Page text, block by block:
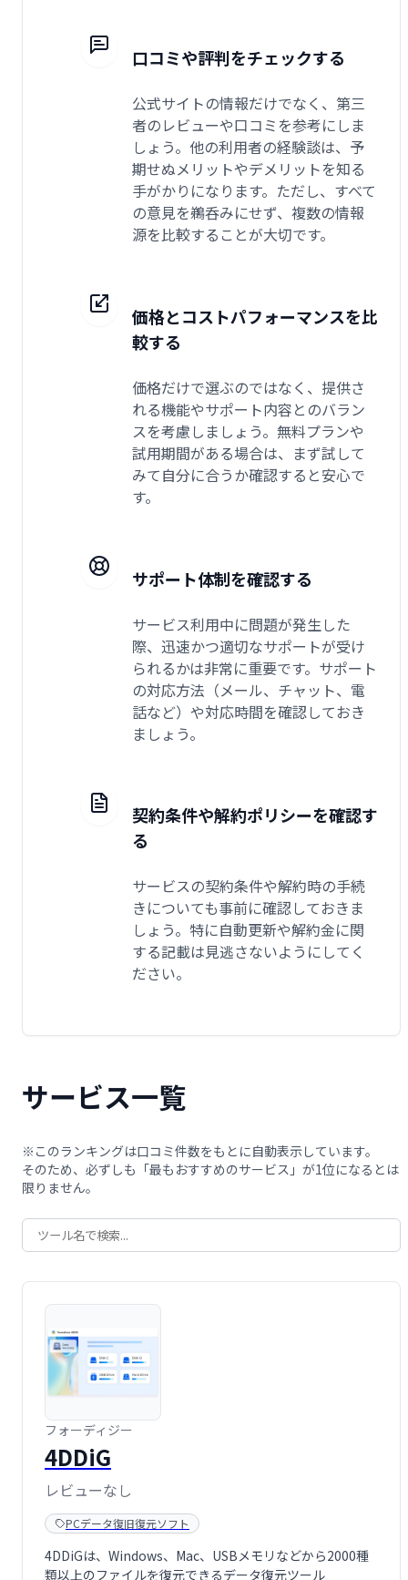
口コミや評判をチェックする
公式サイトの情報だけでなく、第三
者のレビューや口コミを参考にしま
しょう。他の利用者の経験談は、予
期せぬメリットやデメリットを知る
手がかりになります。ただし、すべて
の意見を鵜呑みにせず、複数の情報
源を比較することが大切です。
価格とコストパフォーマンスを比
較する
価格だけで選ぶのではなく、提供さ
れる機能やサポート内容とのバラン
スを考慮しましょう。無料プランや
試用期間がある場合は、まず試して
みて自分に合うか確認すると安心で
す。
サポート体制を確認する
サービス利用中に問題が発生した
際、迅速かつ適切なサポートが受け
られるかは非常に重要です。サポート
の対応方法（メール、チャット、電
話など）や対応時間を確認しておき
ましょう。
契約条件や解約ポリシーを確認す
る
サービスの契約条件や解約時の手続
きについても事前に確認しておきま
しょう。特に自動更新や解約金に関
する記載は見逃さないようにしてく
ださい。
サービス一覧
※このランキングは口コミ件数をもとに自動表示しています。
そのため、必ずしも「最もおすすめのサービス」が1位になるとは
限りません。
フォーディジー
4DDiG
レビューなし
PCデータ復旧復元ソフト
4DDiGは、Windows、Mac、USBメモリなどから2000種
類以上のファイルを復元できるデータ復元ツール